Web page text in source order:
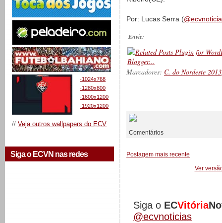
-1024x768
-1280x800
-1600x1200
-1920x1200
// Veja outros wallpapers do ECV
Siga o ECVN nas redes
Por: Lucas Serra (
Envie:
Marcadores: C. do Nordeste 2013
Comentários
Postagem mais recente
Ver
Siga o ECVitória
@ecvnoticias